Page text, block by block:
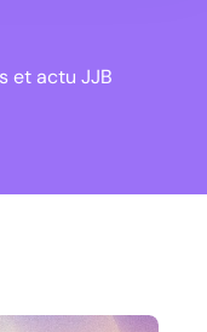
et actu JJB